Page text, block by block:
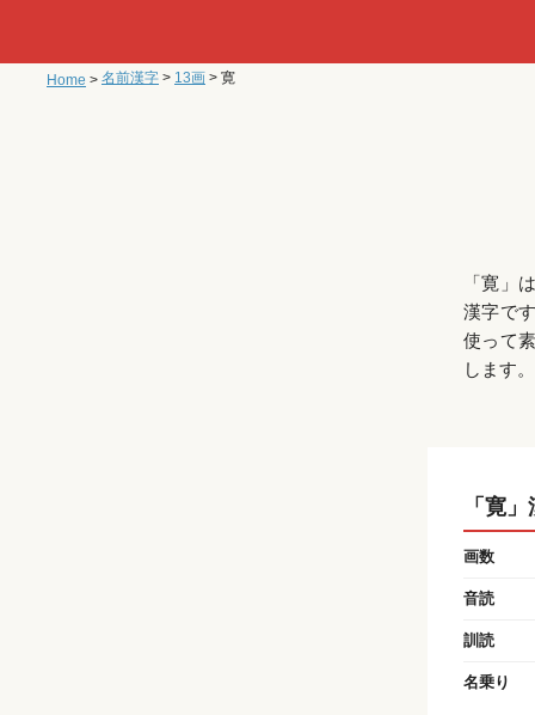
Home > 名前漢字 > 13画 > 寛
「寛」
漢字で
使って
します。
「寛
画数
音読
訓読
名乗り